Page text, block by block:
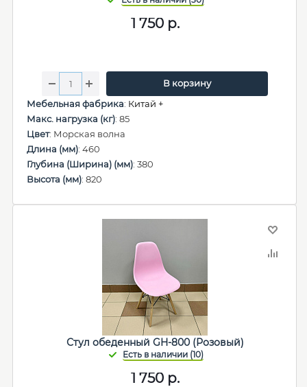
1 750р.
В корзину
Мебельная фабрика: Китай +
Макс. нагрузка (кг): 85
Цвет: Морская волна
Длина (мм): 460
Глубина (Ширина) (мм): 380
Высота (мм): 820
Стул обеденный GH-800 (Розовый)
1 750р.